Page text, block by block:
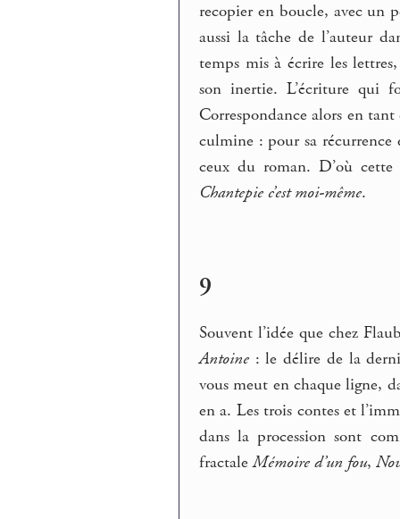
recopier en boucle, avec un
aussi la tâche de l’auteur
temps mis à écrire les
son inertie. L’écriture qui
Correspondance alors en
culmine : pour sa récurrence
ceux du roman. D’où
Chantepie c’est moi-même.
9
Souvent l’idée que chez
Antoine : le délire de la
vous meut en chaque ligne,
en a. Les trois contes et
dans la procession sont
fractaleMémoire d’un fou,